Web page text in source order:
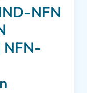
NFN
NFN-